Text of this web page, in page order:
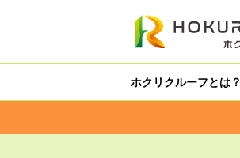
ス
ッ
ホクリクルーフとは？